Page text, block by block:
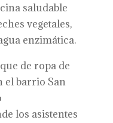
saludable
vegetales,
enzimática.
de ropa de
el barrio San
los asistentes